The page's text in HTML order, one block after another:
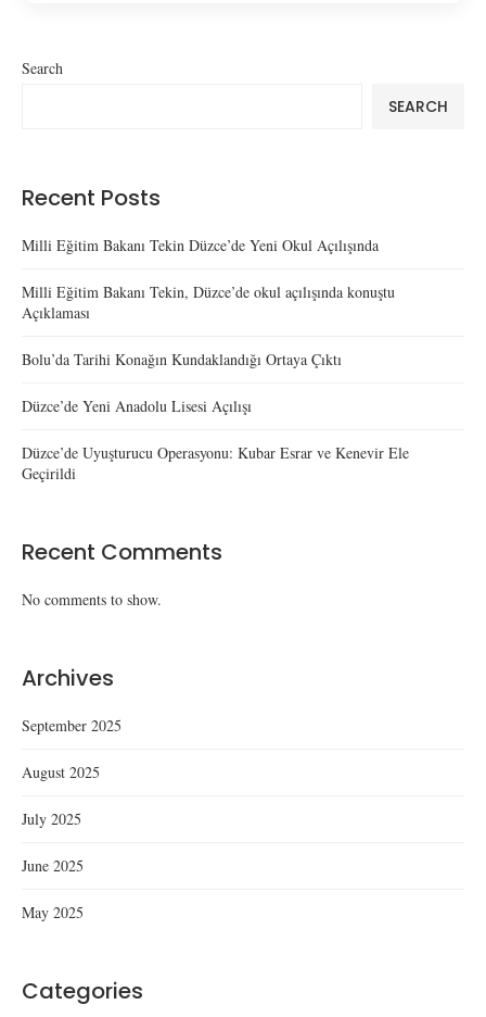
Search
SEARCH
Recent Posts
Milli Eğitim Bakanı Tekin Düzce’de Yeni Okul Açılışında
Milli Eğitim Bakanı Tekin, Düzce’de okul açılışında konuştu
Açıklaması
Bolu’da Tarihi Konağın Kundaklandığı Ortaya Çıktı
Düzce’de Yeni Anadolu Lisesi Açılışı
Düzce’de Uyuşturucu Operasyonu: Kubar Esrar ve Kenevir Ele
Geçirildi
Recent Comments
No comments to show.
Archives
September 2025
August 2025
July 2025
June 2025
May 2025
Categories